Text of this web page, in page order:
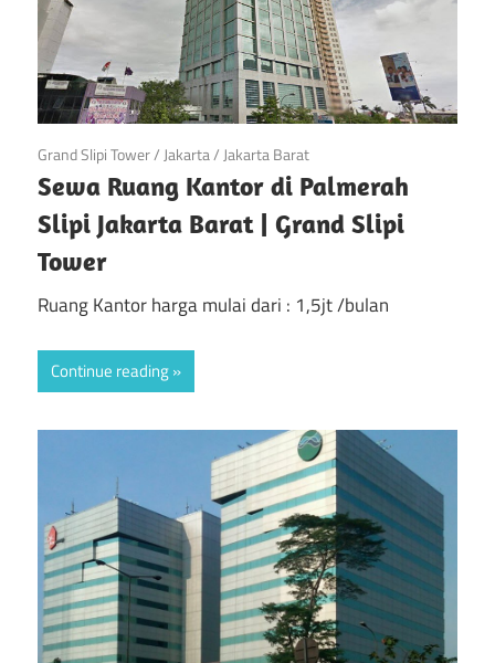
March 31, 2018
Grand Slipi Tower/ Jakarta/ Jakarta Barat
Sewa Ruang Kantor di Palmerah
Slipi Jakarta Barat | Grand Slipi
Tower
Ruang Kantor harga mulai dari : 1,5jt /bulan
Continue reading